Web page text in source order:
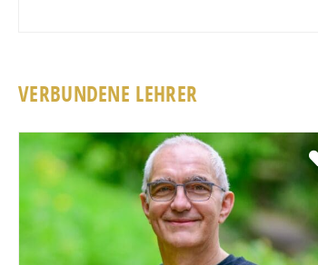
VERBUNDENE LEHRER